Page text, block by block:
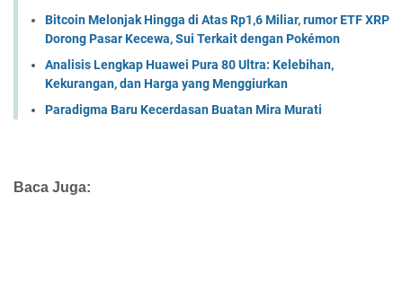
Bitcoin Melonjak Hingga di Atas Rp1,6 Miliar, rumor ETF XRP
Dorong Pasar Kecewa, Sui Terkait dengan Pokémon
Analisis Lengkap Huawei Pura 80 Ultra: Kelebihan,
Kekurangan, dan Harga yang Menggiurkan
Paradigma Baru Kecerdasan Buatan Mira Murati
Baca Juga: